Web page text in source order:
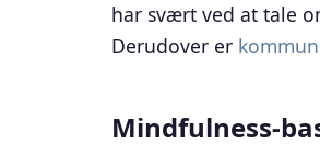
har svært ved at tale
Derudover er
Mindfulness-